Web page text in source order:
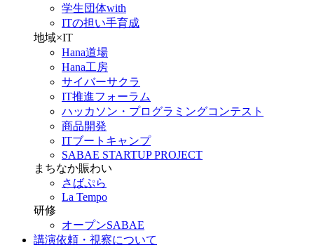
学生団体with
ITの担い手育成
地域×IT
Hana道場
Hana工房
サイバーサクラ
IT推進フォーラム
ハッカソン・プログラミングコンテスト
商品開発
ITブートキャンプ
SABAE STARTUP PROJECT
まちなか賑わい
さばぷら
La Tempo
研修
オープンSABAE
講演依頼・視察について